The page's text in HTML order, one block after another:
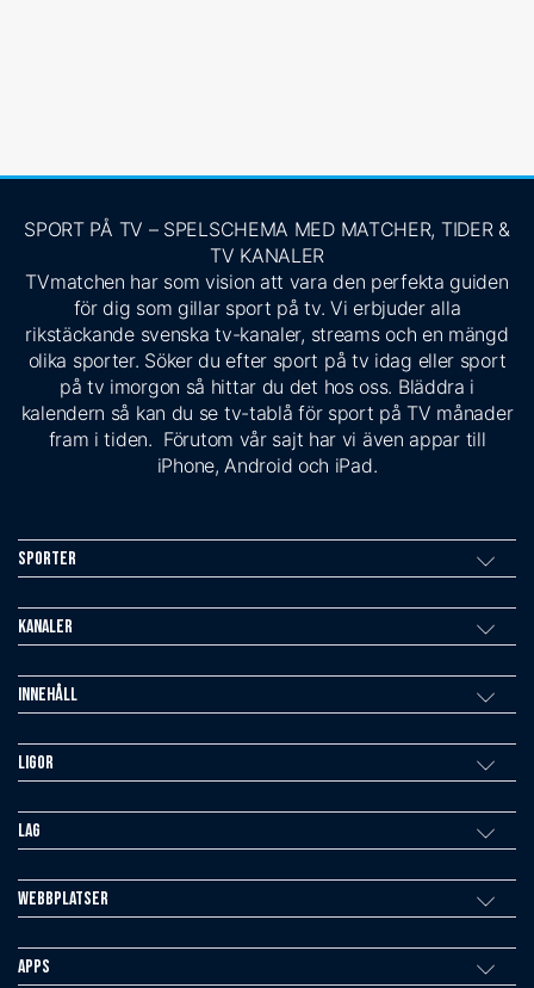
SPORT PÅ TV – SPELSCHEMA MED MATCHER, TIDER &
TV KANALER
TVmatchen har som vision att vara den perfekta guiden
för dig som gillar sport på tv. Vi erbjuder alla
rikstäckande svenska tv-kanaler, streams och en mängd
olika sporter. Söker du efter sport på tv idag eller sport
på tv imorgon så hittar du det hos oss. Bläddra i
kalendern så kan du se tv-tablå för sport på TV månader
fram i tiden. Förutom vår sajt har vi även appar till
iPhone, Android och iPad.
Sporter
Kanaler
Innehåll
Ligor
Lag
Webbplatser
Apps